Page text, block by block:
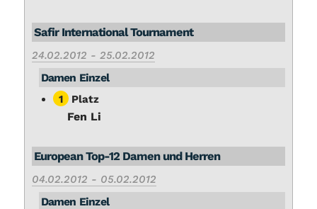
Sa­fir In­ter­na­tio­nal Tour­na­ment
24.02.2012 - 25.02.2012
Da­men Ein­zel
1 Platz
Fen Li
Eu­rope­an Top-12 Da­men und Her­ren
04.02.2012 - 05.02.2012
Da­men Ein­zel